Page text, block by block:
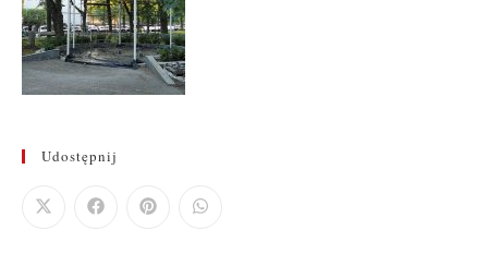
Udostępnij